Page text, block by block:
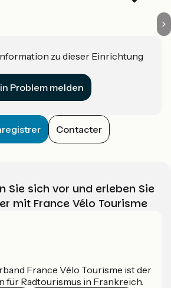
Information zu dieser Einrichtung
Problem melden
Contacter
Sie sich vor und erleben Sie
mit France Vélo Tourisme
France Vélo Tourisme ist der
für Radtourismus in Frankreich.